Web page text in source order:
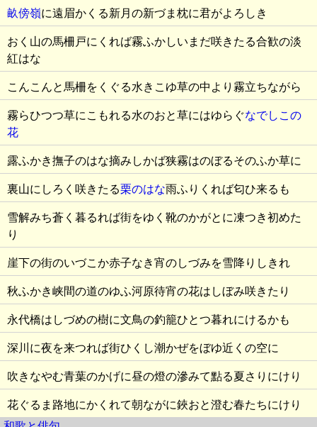
畝傍嶺に遠眉かくる新月の新づま枕に君がよろしき
おく山の馬柵戸にくれば霧ふかしいまだ咲きたる合歓の淡
紅はな
こんこんと馬柵をくぐる水きこゆ草の中より霧立ちながら
霧らひつつ草にこもれる水のおと草にはゆらぐなでしこの
花
露ふかき撫子のはな摘みしかば狭霧はのぼるそのふか草に
裏山にしろく咲きたる栗のはな雨ふりくれば匂ひ来るも
雪解みち蒼く暮るれば街をゆく靴のかがとに凍つき初めた
り
崖下の街のいづこか赤子なき宵のしづみを雪降りしきれ
秋ふかき峡間の道のゆふ河原待宵の花はしぼみ咲きたり
永代橋はしづめの樹に文鳥の釣籠ひとつ暮れにけるかも
深川に夜を来つれば街ひくし潮かぜをぼゆ近くの空に
吹きなやむ青葉のかげに昼の燈の滲みて點る夏さりにけり
花ぐるま路地にかくれて朝ながに鋏おと澄む春たちにけり